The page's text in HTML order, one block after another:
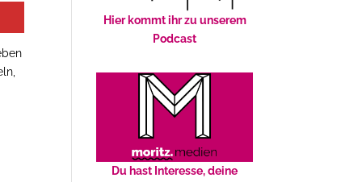
Hier kommt ihr zu unserem
Podcast
Du hast Interesse, deine